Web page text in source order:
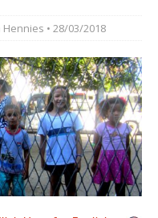
Hennies • 28/03/2018